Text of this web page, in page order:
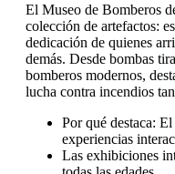
El Museo de Bomberos
colección de artefactos:
dedicación de quienes
demás. Desde bombas
bomberos modernos,
lucha contra incendios
Por qué destaca:
experiencias
Las exhibiciones